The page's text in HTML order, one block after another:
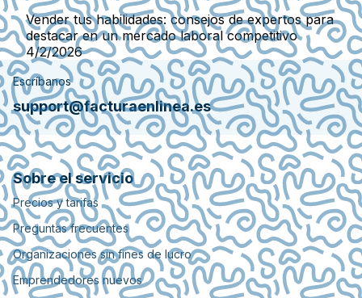
Vender tus habilidades: consejos de expertos para
destacar en un mercado laboral competitivo
4/2/2026
Escríbanos
support@facturaenlinea.es
Sobre el servicio
Precios y tarifas
Preguntas frecuentes
Organizaciones sin fines de lucro
Emprendedores nuevos